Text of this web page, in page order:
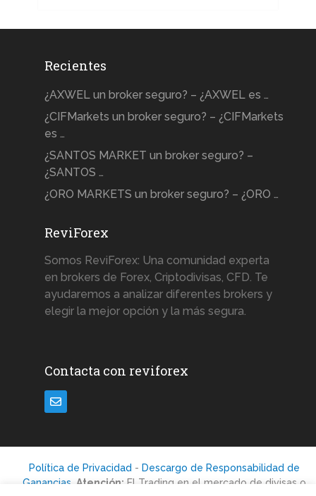
Recientes
¿AXWEL un broker seguro? – ¿AXWEL es …
¿CIFMarkets un broker seguro? – ¿CIFMarkets
es …
¿SANTOS MARKET un broker seguro? –
¿SANTOS …
¿ORO MARKETS un broker seguro? – ¿ORO …
ReviForex
Somos ReviForex: Una comunidad experta
en brokers de Forex, Criptodivisas, CFD. Te
ayudaremos a analizar diferentes brokers y
elegir la mejor opción y la más segura.
Contacta con reviforex
Política de Privacidad - Descargo de Responsabilidad de
Ganancias Atención: El Trading en el mercado de divisas o